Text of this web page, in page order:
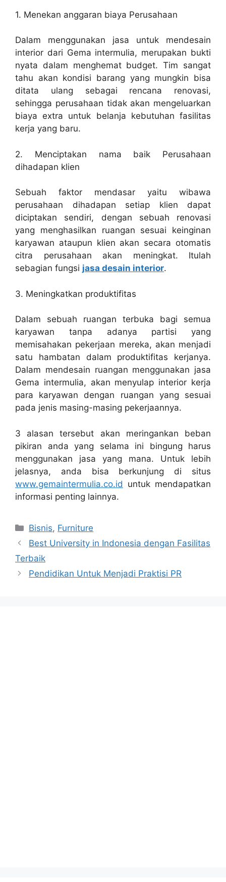
1. Menekan anggaran biaya Perusahaan
Dalam menggunakan jasa untuk mendesain
interior dari Gema intermulia, merupakan bukti
nyata dalam menghemat budget. Tim sangat
tahu akan kondisi barang yang mungkin bisa
ditata ulang sebagai rencana renovasi,
sehingga perusahaan tidak akan mengeluarkan
biaya extra untuk belanja kebutuhan fasilitas
kerja yang baru.
2. Menciptakan nama baik Perusahaan
dihadapan klien
Sebuah faktor mendasar yaitu wibawa
perusahaan dihadapan setiap klien dapat
diciptakan sendiri, dengan sebuah renovasi
yang menghasilkan ruangan sesuai keinginan
karyawan ataupun klien akan secara otomatis
citra perusahaan akan meningkat. Itulah
sebagian fungsi jasa desain interior.
3. Meningkatkan produktifitas
Dalam sebuah ruangan terbuka bagi semua
karyawan tanpa adanya partisi yang
memisahakan pekerjaan mereka, akan menjadi
satu hambatan dalam produktifitas kerjanya.
Dalam mendesain ruangan menggunakan jasa
Gema intermulia, akan menyulap interior kerja
para karyawan dengan ruangan yang sesuai
pada jenis masing-masing pekerjaannya.
3 alasan tersebut akan meringankan beban
pikiran anda yang selama ini bingung harus
menggunakan jasa yang mana. Untuk lebih
jelasnya, anda bisa berkunjung di situs
www.gemaintermulia.co.id untuk mendapatkan
informasi penting lainnya.
Categories
Bisnis, Furniture
Best University in Indonesia dengan Fasilitas
Terbaik
Pendidikan Untuk Menjadi Praktisi PR